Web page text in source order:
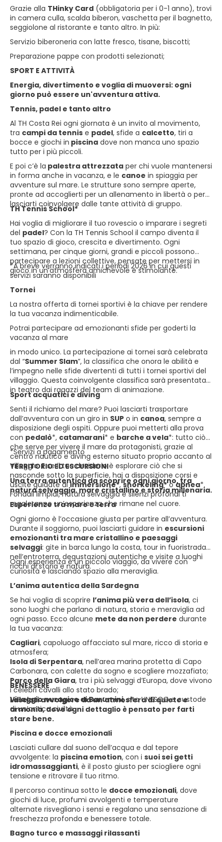
Grazie alla THinky Card (obbligatoria per i 0-1 anno), trovi
in camera culla, scalda biberon, vaschetta per il bagnetto,
seggiolone al ristorante e tanto altro. In più:
Servizio biberoneria con latte fresco, tisane, biscotti;
Preparazione pappe con prodotti selezionati;
SPORT E ATTIVITÀ
Energia, divertimento e voglia di muoversi: ogni
giorno può essere un'avventura attiva.
Tennis, padel e tanto altro
Al TH Costa Rei ogni giornata è un invito al movimento,
tra campi da tennis e padel, sfide a calcetto, tiri a
bocce e giochi in piscina dove non manca uno spazio
tutto per i più piccoli.
E poi c’è la palestra attrezzata per chi vuole mantenersi
in forma anche in vacanza, e le canoe in spiaggia per
avventure sul mare. Le strutture sono sempre aperte,
pronte ad accoglierti per un allenamento in libertà o per
lasciarti coinvolgere dalle tante attività di gruppo.
TH Tennis School*
Hai voglia di migliorare il tuo rovescio o imparare i segreti
del padel? Con la TH Tennis School il campo diventa il
tuo spazio di gioco, crescita e divertimento. Ogni
settimana, per cinque giorni, grandi e piccoli possono
partecipare a lezioni collettive, pensate per mettersi in
gioco in un’atmosfera amichevole e stimolante.
*A breve verranno indicati i periodi 2026 in cui questi
servizi saranno disponibili
Tornei
La nostra offerta di tornei sportivi è la chiave per rendere
la tua vacanza indimenticabile.
Potrai partecipare ad emozionanti sfide per goderti la
vacanza al mare
in modo unico. La partecipazione ai tornei sarà celebrata
dal “Summer Slam”, la classifica che onora le abilità e
l’impegno nelle sfide divertenti di tutti i tornei sportivi del
villaggio. Questa coinvolgente classifica sarà presentata
in teatro dai ragazzi del team di animazione.
Sport acquatici e diving
Senti il richiamo del mare? Puoi lasciarti trasportare
dall’avventura con un giro in SUP o in canoa, sempre a
disposizione degli ospiti. Oppure puoi metterti alla prova
con pedalò*, catamarani* e barche a vela*: tutto ciò
che serve per vivere il mare da protagonisti, grazie al
centro nautico e diving esterno situato proprio accanto al
Villaggio. E se il tuo desiderio è esplorare ciò che si
nasconde sotto la superficie, hai a disposizione corsi e
uscite guidate diimmersione*,snorkeling*oapnea*.
Fondali limpidi, natura selvaggia e silenzi profondi ti
regaleranno un’esperienza che rimane nel cuore.
*Servizi a pagamento
TERRITORIO ED ESCURSIONI
Una terra autentica da scoprire ogni giorno, tra
natura selvaggia, mare cristallino e storia millenaria.
Esperienze tra mare e terra
Ogni giorno è l’occasione giusta per partire all’avventura.
Durante il soggiorno, puoi lasciarti guidare in escursioni
emozionanti tra mare cristallino e paesaggi
selvaggi: gite in barca lungo la costa, tour in fuoristrada
nell’entroterra, degustazioni autentiche e visite a luoghi
ricchi di storia e natura.
Ogni esperienza è un piccolo viaggio, da vivere con
curiosità e lasciando spazio alla meraviglia.
L’anima autentica della Sardegna
Se hai voglia di scoprire l’anima più vera dell’isola, ci
sono luoghi che parlano di natura, storia e meraviglia ad
ogni passo. Ecco alcune mete da non perdere durante
la tua vacanza:
Cagliari, capoluogo affacciato sul mare, ricco di storia e
atmosfera;
Isola di Serpentara, nell’area marina protetta di Capo
Carbonara, con calette da sogno e scogliere mozzafiato;
Parco della Giara, tra i più selvaggi d’Europa, dove vivono
i celebri cavalli allo stato brado;
Villaggio nuragico di Barumini, sito UNESCO e custode
di un’antica civiltà.
BENESSERE
Lasciati avvolgere da un’atmosfera di quiete e
armonia, dove ogni dettaglio è pensato per farti
stare bene.
Piscina e docce emozionali
Lasciati cullare dal suono dell’acqua e dal tepore
avvolgente: la piscina emotion, con i suoi sei getti
idromassaggianti, è il posto giusto per sciogliere ogni
tensione e ritrovare il tuo ritmo.
Il percorso continua sotto le docce emozionali, dove
giochi di luce, profumi avvolgenti e temperature
alternate risvegliano i sensi e regalano una sensazione di
freschezza profonda e benessere totale.
Bagno turco e massaggi rilassanti